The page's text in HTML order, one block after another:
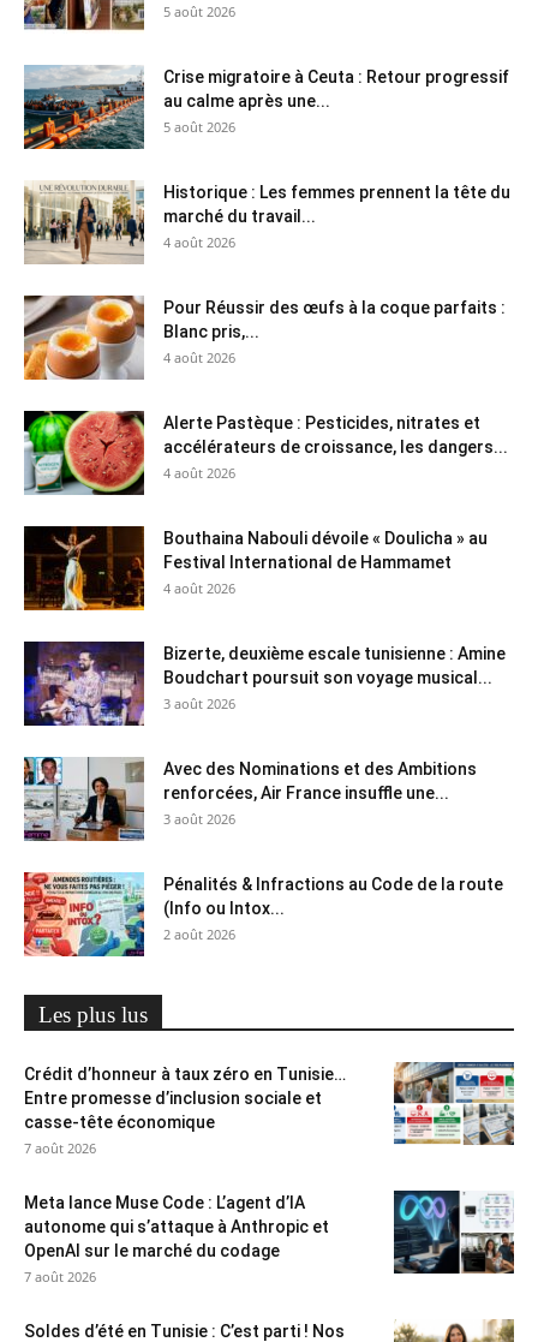
5 août 2026
Crise migratoire à Ceuta : Retour progressif
au calme après une...
5 août 2026
Historique : Les femmes prennent la tête du
marché du travail...
4 août 2026
Pour Réussir des œufs à la coque parfaits :
Blanc pris,...
4 août 2026
Alerte Pastèque : Pesticides, nitrates et
accélérateurs de croissance, les dangers...
4 août 2026
Bouthaina Nabouli dévoile « Doulicha » au
Festival International de Hammamet
4 août 2026
Bizerte, deuxième escale tunisienne : Amine
Boudchart poursuit son voyage musical...
3 août 2026
Avec des Nominations et des Ambitions
renforcées, Air France insuffle une...
3 août 2026
Pénalités & Infractions au Code de la route
(Info ou Intox...
2 août 2026
Les plus lus
Crédit d’honneur à taux zéro en Tunisie…
Entre promesse d’inclusion sociale et
casse-tête économique
7 août 2026
Meta lance Muse Code : L’agent d’IA
autonome qui s’attaque à Anthropic et
OpenAI sur le marché du codage
7 août 2026
Soldes d’été en Tunisie : C’est parti ! Nos